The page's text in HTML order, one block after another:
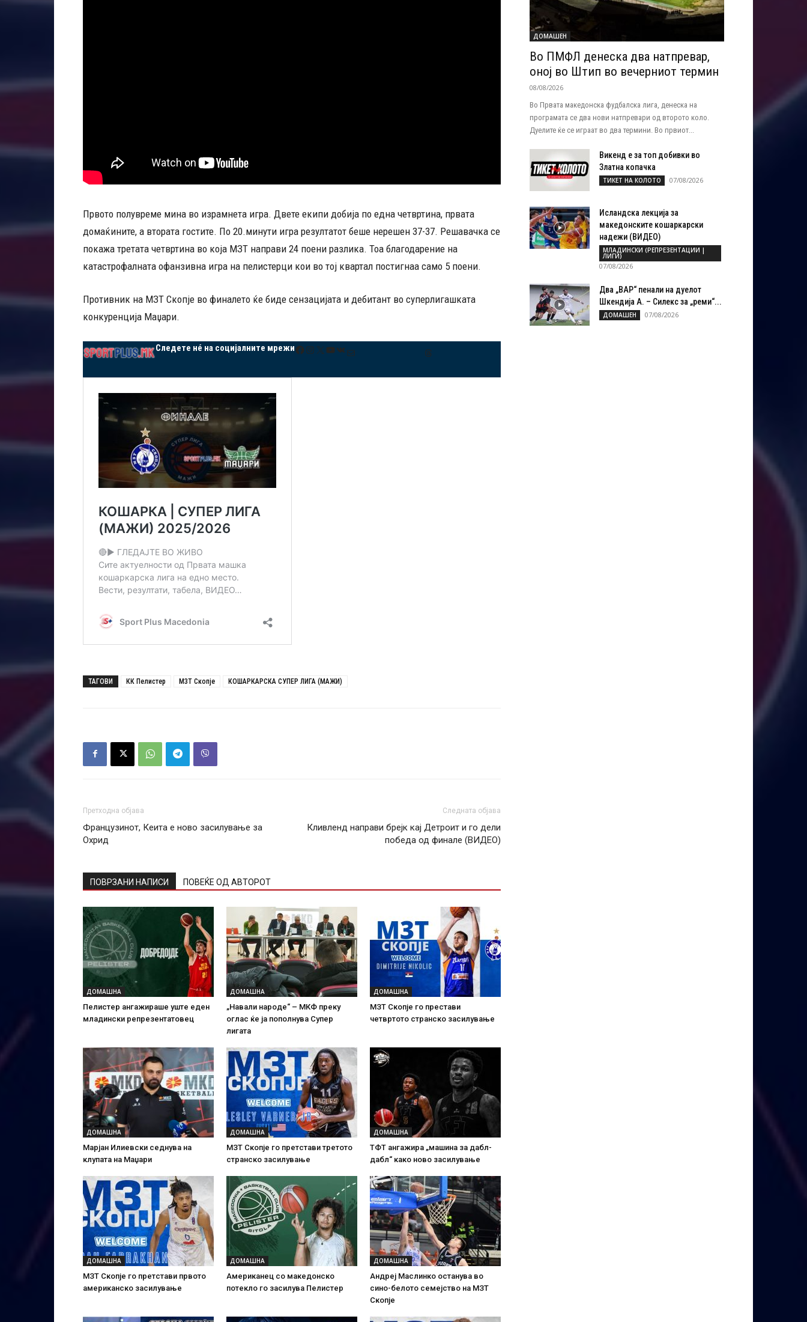
Првото полувреме мина во израмнета игра. Двете екипи добија по една четвртина, првата
домаќините, а втората гостите. По 20.минути игра резултатот беше нерешен 37-37. Решавачка се
покажа третата четвртина во која МЗТ направи 24 поени разлика. Тоа благодарение на
катастрофалната офанзивна игра на пелистерци кои во тој квартал постигнаа само 5 поени.
Противник на МЗТ Скопје во финалето ќе биде сензацијата и дебитант во суперлигашката
конкуренција Маџари.
Следете нé на социјалните мрежиFacebook
Instagram
X YouTube
VK Mail Threads
ТАГОВИ КК Пелистер МЗТ Скопје КОШАРКАРСКА СУПЕР ЛИГА (МАЖИ)
Претходна објава
Французинот, Кеита е ново засилување за
Охрид
Следната објава
Кливленд направи брејк кај Детроит и го дели
победа од финале (ВИДЕО)
ПОВРЗАНИ НАПИСИ ПОВЕЌЕ ОД АВТОРОТ
ДОМАШНА
Пелистер ангажираше уште еден
младински репрезентатовец
ДОМАШНА
„Навали народе“ – МКФ преку
оглас ќе ја пополнува Супер
лигата
ДОМАШНА
МЗТ Скопје го престави
четвртото странско засилување
ДОМАШНА
Марјан Илиевски седнува на
клупата на Маџари
ДОМАШНА
МЗТ Скопје го претстави третото
странско засилување
ДОМАШНА
ТФТ ангажира „машина за дабл-
дабл“ како ново засилување
ДОМАШНА
МЗТ Скопје го претстави првото
американско засилување
ДОМАШНА
Американец со македонско
потекло го засилува Пелистер
ДОМАШНА
Андреј Маслинко останува во
сино-белото семејство на МЗТ
Скопје
ДОМАШЕН
Во ПМФЛ денеска два натпревар,
оној во Штип во вечерниот термин
08/08/2026
Во Првата македонска фудбалска лига, денеска на
програмата се два нови натпревари од второто коло.
Дуелите ќе се играат во два термини. Во првиот...
Викенд е за топ добивки во
Златна копачка
ТИКЕТ НА КОЛОТО 07/08/2026
Исландска лекција за
македонските кошаркарски
надежи (ВИДЕО)
МЛАДИНСКИ (РЕПРЕЗЕНТАЦИИ |
ЛИГИ)
07/08/2026
Два „ВАР“ пенали на дуелот
Шкендија А. – Силекс за „реми“...
ДОМАШЕН 07/08/2026